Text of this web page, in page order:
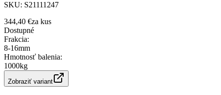
SKU: S21111247
344,40 €za kus
Dostupné
Frakcia:
8-16mm
Hmotnosť balenia:
1000kg
Zobraziť variant